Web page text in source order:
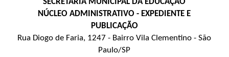
NÚCLEO ADMINISTRATIVO - EXPEDIENTE E
PUBLICAÇÃO
Rua Diogo de Faria, 1247 - Bairro Vila Clementino - São
Paulo/SP